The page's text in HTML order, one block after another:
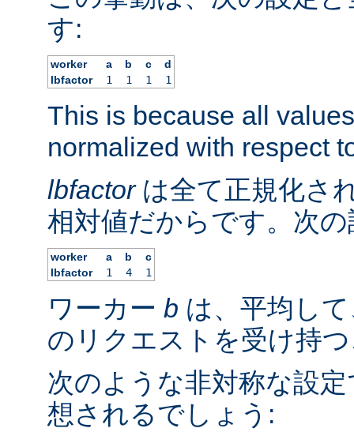
す:
worker a b c
d
lbfactor
1 1 1 1
This is because all
normalized with respect
lbfactorは全て正規化さ
相対値だからです。次
worker a b
c
lbfactor
1 4 1
ワーカー b は、平均し
のリクエストを受け持
次のような非対称な設
想されるでしょう: